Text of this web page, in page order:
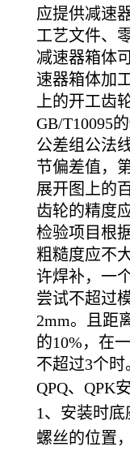
应提供减速
工艺文件、
减速器箱体
速器箱体加
上的开工齿
GB/T10095
公差组公法
节偏差值，
展开图上的
齿轮的精度
检验项目根
粗糙度应不
许焊补，一
尝试不超过
2mm。且距
的10%，在
不超过3个时
QPQ、QPK
1、安装时
螺丝的位置